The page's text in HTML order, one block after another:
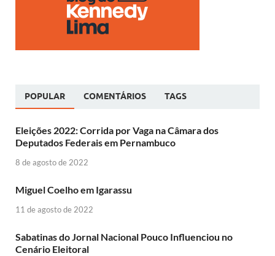
POPULAR COMENTÁRIOS TAGS
Eleições 2022: Corrida por Vaga na Câmara dos
Deputados Federais em Pernambuco
8 de agosto de 2022
Miguel Coelho em Igarassu
11 de agosto de 2022
Sabatinas do Jornal Nacional Pouco Influenciou no
Cenário Eleitoral